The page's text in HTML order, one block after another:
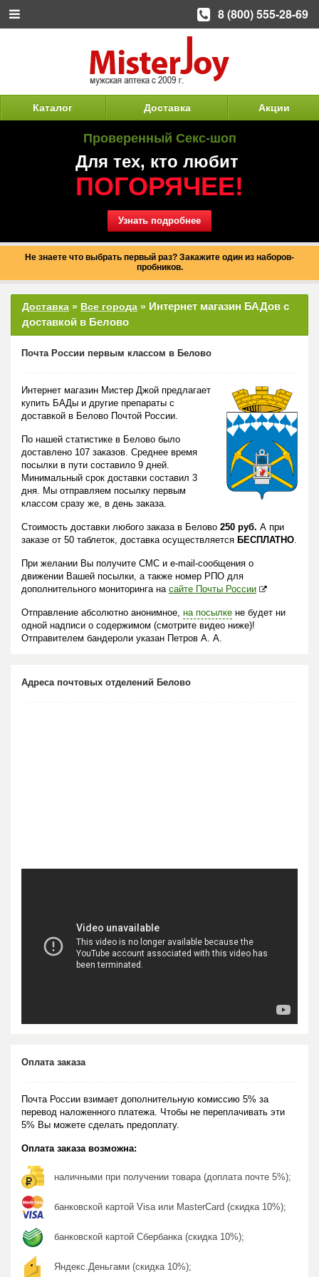
Каталог Доставка Акции
Проверенный Секс-шоп
Для тех, кто любит
ПОГОРЯЧЕЕ!
Узнать подробнее
Не знаете что выбрать первый раз? Закажите один из наборов-
пробников.
Доставка » Все города » Интернет магазин БАДов с
доставкой в Белово
Почта России первым классом в Белово
Интернет магазин Мистер Джой предлагает
купить БАДы и другие препараты с
доставкой в Белово Почтой России.
По нашей статистике в Белово было
доставлено 107 заказов. Среднее время
посылки в пути составило 9 дней.
Минимальный срок доставки составил 3
дня. Мы отправляем посылку первым
классом сразу же, в день заказа.
Стоимость доставки любого заказа в Белово 250 руб. А при
заказе от 50 таблеток, доставка осуществляется БЕСПЛАТНО.
При желании Вы получите СМС и e-mail-сообщения о
движении Вашей посылки, а также номер РПО для
дополнительного мониторинга на сайте Почты России
Отправление абсолютно анонимное, на посылке не будет ни
одной надписи о содержимом (смотрите видео ниже)!
Отправителем бандероли указан Петров А. А.
Адреса почтовых отделений Белово
Оплата заказа
Почта России взимает дополнительную комиссию 5% за
перевод наложенного платежа. Чтобы не переплачивать эти
5% Вы можете сделать предоплату.
Оплата заказа возможна:
наличными при получении товара (доплата почте 5%);
банковской картой Visa или MasterCard (скидка 10%);
банковской картой Сбербанка (скидка 10%);
Яндекс.Деньгами (скидка 10%);
8 (800) 555-28-69